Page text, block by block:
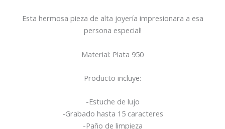
Esta hermosa pieza de alta joyería impresionara a esa
persona especial!
Material: Plata 950
Producto incluye:
-Estuche de lujo
-Grabado hasta 15 caracteres
-Paño de limpieza